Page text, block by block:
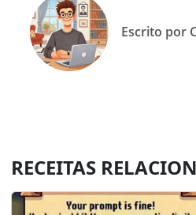
Escrito por
RECEITAS